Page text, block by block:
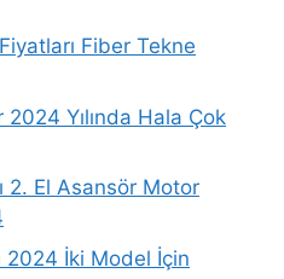
Fiber Tekne
Yılında Hala Çok
2. El Asansör Motor
2024 İki Model İçin